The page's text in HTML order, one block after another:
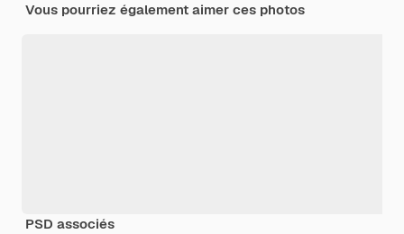
Vous pourriez également aimer ces photos
PSD associés